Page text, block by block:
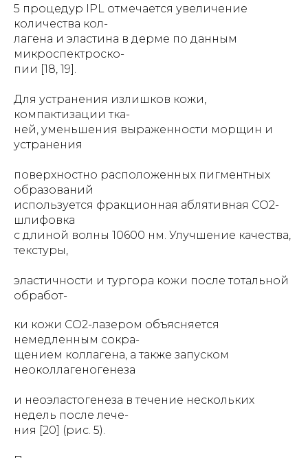
5 процедур IPL отмечается увеличение
количества кол-
лагена и эластина в дерме по данным
микроспектроско-
пии [18, 19].
Для устранения излишков кожи,
компактизации тка-
ней, уменьшения выраженности морщин и
устранения
поверхностно расположенных пигментных
образований
используется фракционная аблятивная СО2-
шлифовка
с длиной волны 10600 нм. Улучшение качества,
текстуры,
эластичности и тургора кожи после тотальной
обработ-
ки кожи СО2-лазером объясняется
немедленным сокра-
щением коллагена, а также запуском
неоколлагеногенеза
и неоэластогенеза в течение нескольких
недель после лече-
ния [20] (рис. 5).